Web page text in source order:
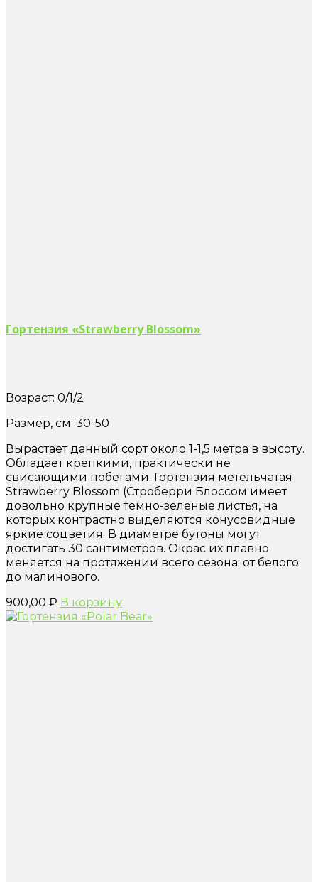
Гортензия «Strawberry Blossom»
Возраст: 0/1/2
Размер, см: 30-50
Вырастает данный сорт около 1-1,5 метра в высоту.
Обладает крепкими, практически не
свисающими побегами. Гортензия метельчатая
Strawberry Blossom (Строберри Блоссом имеет
довольно крупные темно-зеленые листья, на
которых контрастно выделяются конусовидные
яркие соцветия. В диаметре бутоны могут
достигать 30 сантиметров. Окрас их плавно
меняется на протяжении всего сезона: от белого
до малинового.
900,00 ₽ В корзину